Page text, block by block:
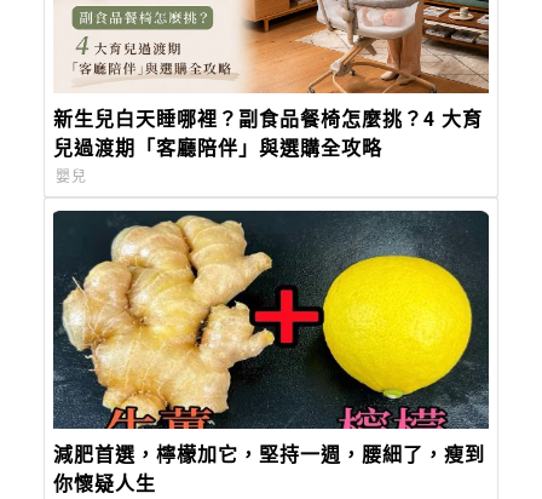
新生兒白天睡哪裡？副食品餐椅怎麼挑？4 大育
兒過渡期「客廳陪伴」與選購全攻略
嬰兒
減肥首選，檸檬加它，堅持一週，腰細了，瘦到
你懷疑人生